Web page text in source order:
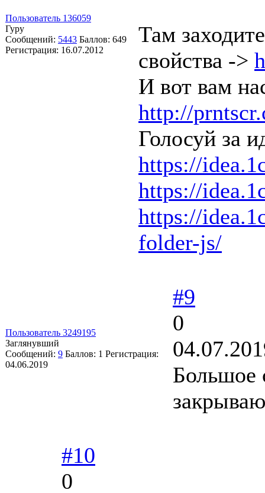
Пользователь 136059
Гуру
Сообщений: 5443 Баллов: 649
Регистрация: 16.07.2012
Там
свойства ->
И вот вам
http://
Голосуй за
https://
https://
https://
folder-js/
Пользователь 3249195
Заглянувший
Сообщений: 9 Баллов: 1 Регистрация:
04.06.2019
#9
0
Большое
#10
0